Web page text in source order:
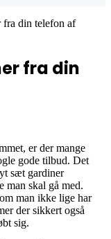
fra din telefon af
fra din
er der mange
gode tilbud. Det
sæt gardiner
man skal gå med.
man ikke lige har
der sikkert også
sig.